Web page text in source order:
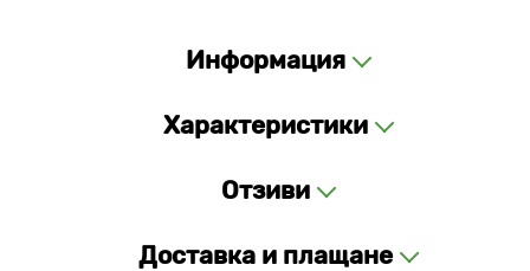
Информация
Характеристики
Отзиви
Доставка и плащане